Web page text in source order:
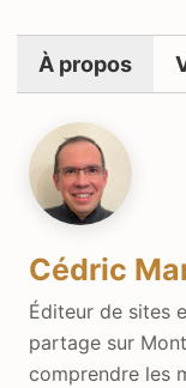
À propos
Cédric
Éditeur de sites
partage sur
comprendre les